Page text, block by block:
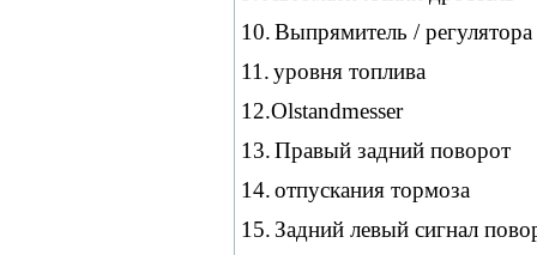
10.Выпрямитель /
11.уровня топлива
12.Olstandmesser
13.Правый задний поворот
14.отпускания тормоза
15. Задний левый сигнал